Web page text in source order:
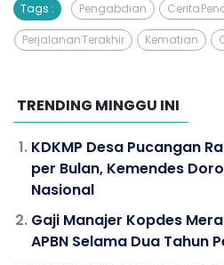
Tags : Pengabdian Cerita
Perjalanan Terakhir Kematian
TRENDING MINGGU INI
KDKMP Desa Pucangan
per Bulan, Kemendes
Nasional
Gaji Manajer Kopdes
APBN Selama Dua Tahun